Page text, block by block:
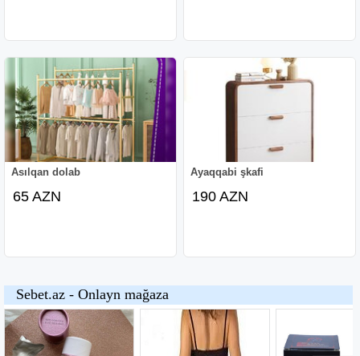
Asılqan dolab
65 AZN
Ayaqqabi şkafi
190 AZN